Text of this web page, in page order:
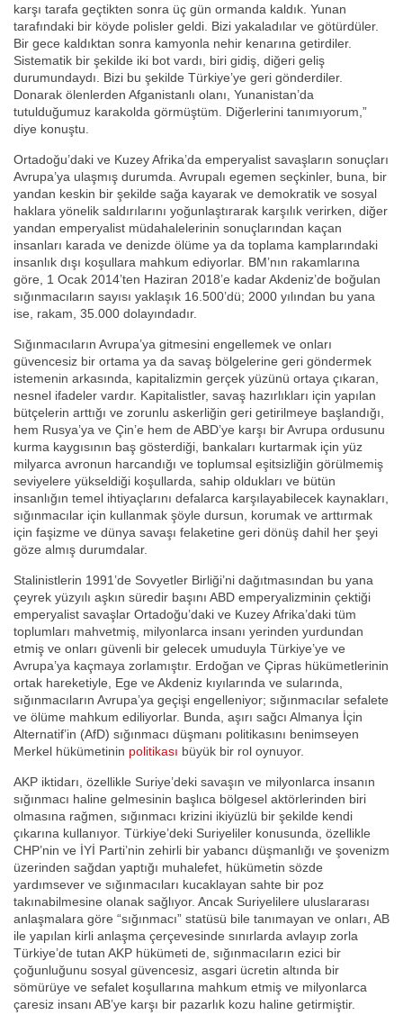
karşı tarafa geçtikten sonra üç gün ormanda kaldık. Yunan
tarafındaki bir köyde polisler geldi. Bizi yakaladılar ve götürdüler.
Bir gece kaldıktan sonra kamyonla nehir kenarına getirdiler.
Sistematik bir şekilde iki bot vardı, biri gidiş, diğeri geliş
durumundaydı. Bizi bu şekilde Türkiye’ye geri gönderdiler.
Donarak ölenlerden Afganistanlı olanı, Yunanistan’da
tutulduğumuz karakolda görmüştüm. Diğerlerini tanımıyorum,”
diye konuştu.
Ortadoğu’daki ve Kuzey Afrika’da emperyalist savaşların sonuçları
Avrupa’ya ulaşmış durumda. Avrupalı egemen seçkinler, buna, bir
yandan keskin bir şekilde sağa kayarak ve demokratik ve sosyal
haklara yönelik saldırılarını yoğunlaştırarak karşılık verirken, diğer
yandan emperyalist müdahalelerinin sonuçlarından kaçan
insanları karada ve denizde ölüme ya da toplama kamplarındaki
insanlık dışı koşullara mahkum ediyorlar. BM’nın rakamlarına
göre, 1 Ocak 2014’ten Haziran 2018’e kadar Akdeniz’de boğulan
sığınmacıların sayısı yaklaşık 16.500’dü; 2000 yılından bu yana
ise, rakam, 35.000 dolayındadır.
Sığınmacıların Avrupa’ya gitmesini engellemek ve onları
güvencesiz bir ortama ya da savaş bölgelerine geri göndermek
istemenin arkasında, kapitalizmin gerçek yüzünü ortaya çıkaran,
nesnel ifadeler vardır. Kapitalistler, savaş hazırlıkları için yapılan
bütçelerin arttığı ve zorunlu askerliğin geri getirilmeye başlandığı,
hem Rusya’ya ve Çin’e hem de ABD’ye karşı bir Avrupa ordusunu
kurma kaygısının baş gösterdiği, bankaları kurtarmak için yüz
milyarca avronun harcandığı ve toplumsal eşitsizliğin görülmemiş
seviyelere yükseldiği koşullarda, sahip oldukları ve bütün
insanlığın temel ihtiyaçlarını defalarca karşılayabilecek kaynakları,
sığınmacılar için kullanmak şöyle dursun, korumak ve arttırmak
için faşizme ve dünya savaşı felaketine geri dönüş dahil her şeyi
göze almış durumdalar.
Stalinistlerin 1991’de Sovyetler Birliği’ni dağıtmasından bu yana
çeyrek yüzyılı aşkın süredir başını ABD emperyalizminin çektiği
emperyalist savaşlar Ortadoğu’daki ve Kuzey Afrika’daki tüm
toplumları mahvetmiş, milyonlarca insanı yerinden yurdundan
etmiş ve onları güvenli bir gelecek umuduyla Türkiye’ye ve
Avrupa’ya kaçmaya zorlamıştır. Erdoğan ve Çipras hükümetlerinin
ortak hareketiyle, Ege ve Akdeniz kıyılarında ve sularında,
sığınmacıların Avrupa’ya geçişi engelleniyor; sığınmacılar sefalete
ve ölüme mahkum ediliyorlar. Bunda, aşırı sağcı Almanya İçin
Alternatif’in (AfD) sığınmacı düşmanı politikasını benimseyen
Merkel hükümetinin politikası büyük bir rol oynuyor.
AKP iktidarı, özellikle Suriye’deki savaşın ve milyonlarca insanın
sığınmacı haline gelmesinin başlıca bölgesel aktörlerinden biri
olmasına rağmen, sığınmacı krizini ikiyüzlü bir şekilde kendi
çıkarına kullanıyor. Türkiye’deki Suriyeliler konusunda, özellikle
CHP’nin ve İYİ Parti’nin zehirli bir yabancı düşmanlığı ve şovenizm
üzerinden sağdan yaptığı muhalefet, hükümetin sözde
yardımsever ve sığınmacıları kucaklayan sahte bir poz
takınabilmesine olanak sağlıyor. Ancak Suriyelilere uluslararası
anlaşmalara göre “sığınmacı” statüsü bile tanımayan ve onları, AB
ile yapılan kirli anlaşma çerçevesinde sınırlarda avlayıp zorla
Türkiye’de tutan AKP hükümeti de, sığınmacıların ezici bir
çoğunluğunu sosyal güvencesiz, asgari ücretin altında bir
sömürüye ve sefalet koşullarına mahkum etmiş ve milyonlarca
çaresiz insanı AB’ye karşı bir pazarlık kozu haline getirmiştir.